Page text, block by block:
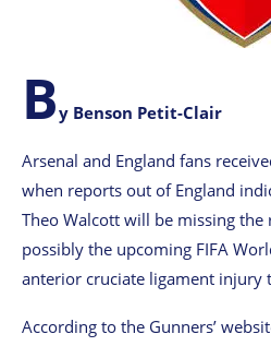
By Benson Petit-Clair
Arsenal and England fans
when reports out of England
Theo Walcott will be missing the
possibly the upcoming FIFA
anterior cruciate ligament injury
According to the Gunners’